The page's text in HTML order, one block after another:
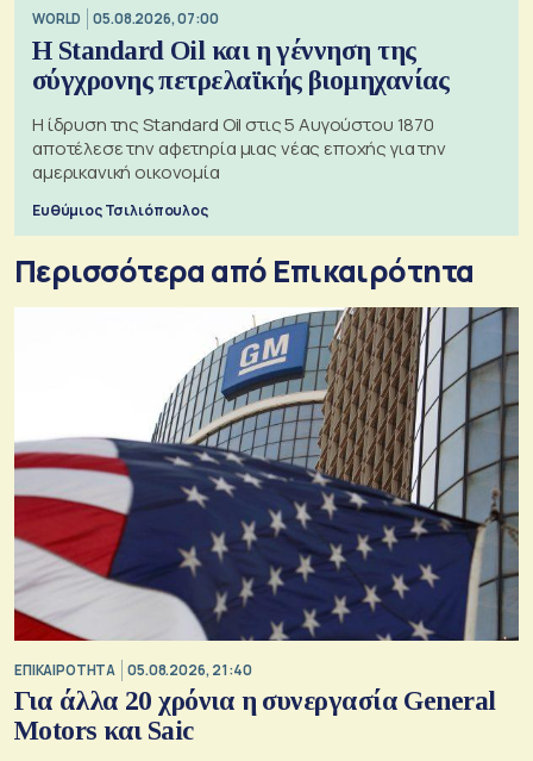
WORLD 05.08.2026, 07:00
Η Standard Oil και η γέννηση της
σύγχρονης πετρελαϊκής βιομηχανίας
Η ίδρυση της Standard Oil στις 5 Αυγούστου 1870
αποτέλεσε την αφετηρία μιας νέας εποχής για την
αμερικανική οικονομία
Ευθύμιος Τσιλιόπουλος
Περισσότερα από Επικαιρότητα
ΕΠΙΚΑΙΡΟΤΗΤΑ 05.08.2026, 21:40
Για άλλα 20 χρόνια η συνεργασία General
Motors και Saic